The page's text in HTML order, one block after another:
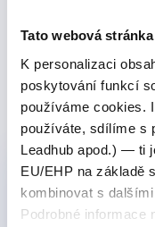
Tato webová
K personalizaci
poskytování funkcí
používáme cookies.
používáte, sdílíme s
Leadhub apod.) — ti
EU/EHP na základě
kombinovat s
Podrobné informace
(Zlepšil se
Produkty, kde
Nejoblíběnější